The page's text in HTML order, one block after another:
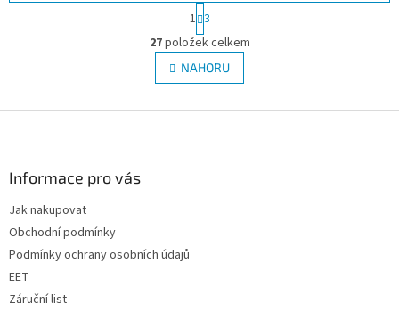
O
v
l
á
S
t
r
á
n
k
v
1 3
27položek celkem
NAHORU
Informace pro vás
Jak nakupovat
Obchodní podmínky
Podmínky ochrany osobních údajů
EET
Záruční list